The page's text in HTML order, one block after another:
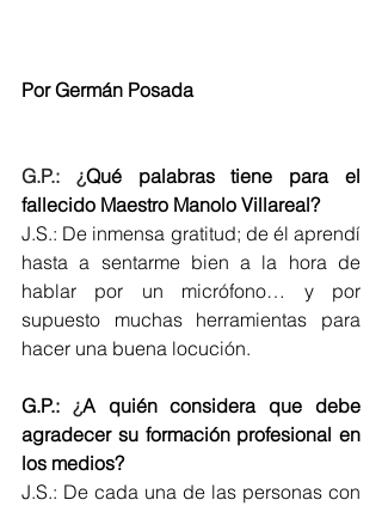
Por Germán Posada
G.P.: ¿Qué palabras tiene para el
fallecido Maestro Manolo Villareal?
J.S.: De inmensa gratitud; de él aprendí
hasta a sentarme bien a la hora de
hablar por un micrófono… y por
supuesto muchas herramientas para
hacer una buena locución.
G.P.: ¿A quién considera que debe
agradecer su formación profesional en
los medios?
J.S.: De cada una de las personas con